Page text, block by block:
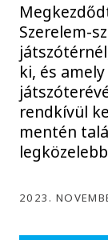
Szerelem-
ki, és
rendkívül
mentén
2023.